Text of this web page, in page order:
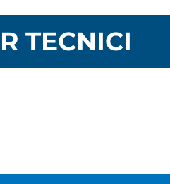
TECNICI